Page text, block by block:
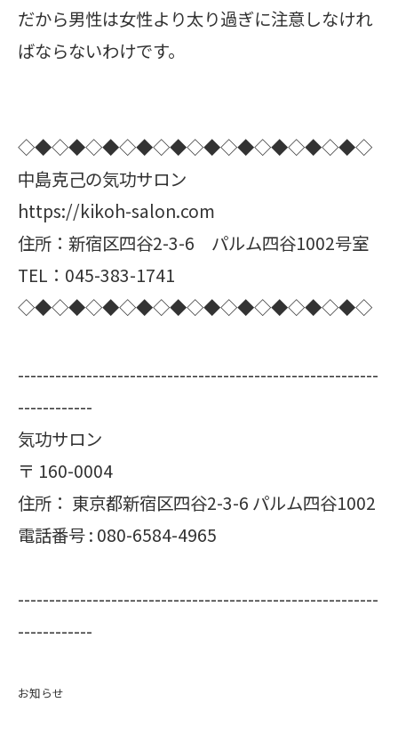
だから男性は女性より太り過ぎに注意しなけれ
ばならないわけです。
◇◆◇◆◇◆◇◆◇◆◇◆◇◆◇◆◇◆◇◆◇
中島克己の気功サロン
https://kikoh-salon.com
住所：新宿区四谷2-3-6 パルム四谷1002号室
TEL：045-383-1741
◇◆◇◆◇◆◇◆◇◆◇◆◇◆◇◆◇◆◇◆◇
----------------------------------------------------------
------------
気功サロン
〒 160-0004
住所： 東京都新宿区四谷2-3-6 パルム四谷1002
電話番号 : 080-6584-4965
----------------------------------------------------------
------------
お知らせ